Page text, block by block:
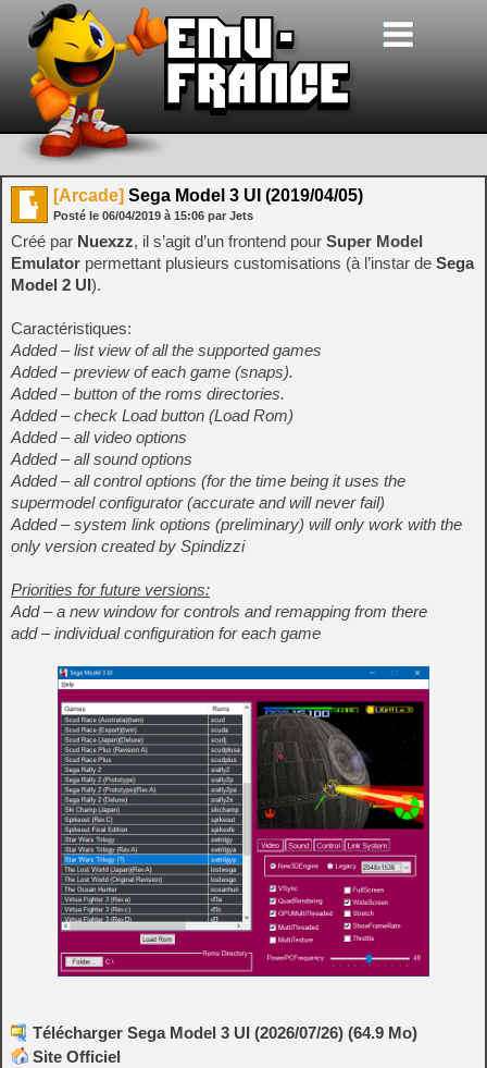
[Arcade] Sega Model 3 UI (2019/04/05)
Posté le 06/04/2019 à 15:06 par Jets
Créé par Nuexzz, il s’agit d’un frontend pour Super Model
Emulator permettant plusieurs customisations (à l’instar de Sega
Model 2 UI).
Caractéristiques:
Added – list view of all the supported games
Added – preview of each game (snaps).
Added – button of the roms directories.
Added – check Load button (Load Rom)
Added – all video options
Added – all sound options
Added – all control options (for the time being it uses the
supermodel configurator (accurate and will never fail)
Added – system link options (preliminary) will only work with the
only version created by Spindizzi
Priorities for future versions:
Add – a new window for controls and remapping from there
add – individual configuration for each game
Télécharger Sega Model 3 UI (2026/07/26) (64.9 Mo)
Site Officiel